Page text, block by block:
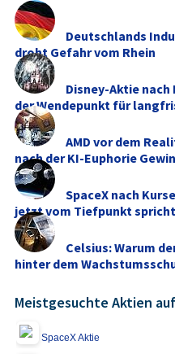
Deutschlands
droht Gefahr vom Rhein
Disney-Aktie
der Wendepunkt für
AMD vor dem
nach der KI-Euphorie
SpaceX nach
jetzt vom Tiefpunkt
...
Celsius: Warum
hinter dem
Meistgesuchte Aktien
SpaceX Aktie